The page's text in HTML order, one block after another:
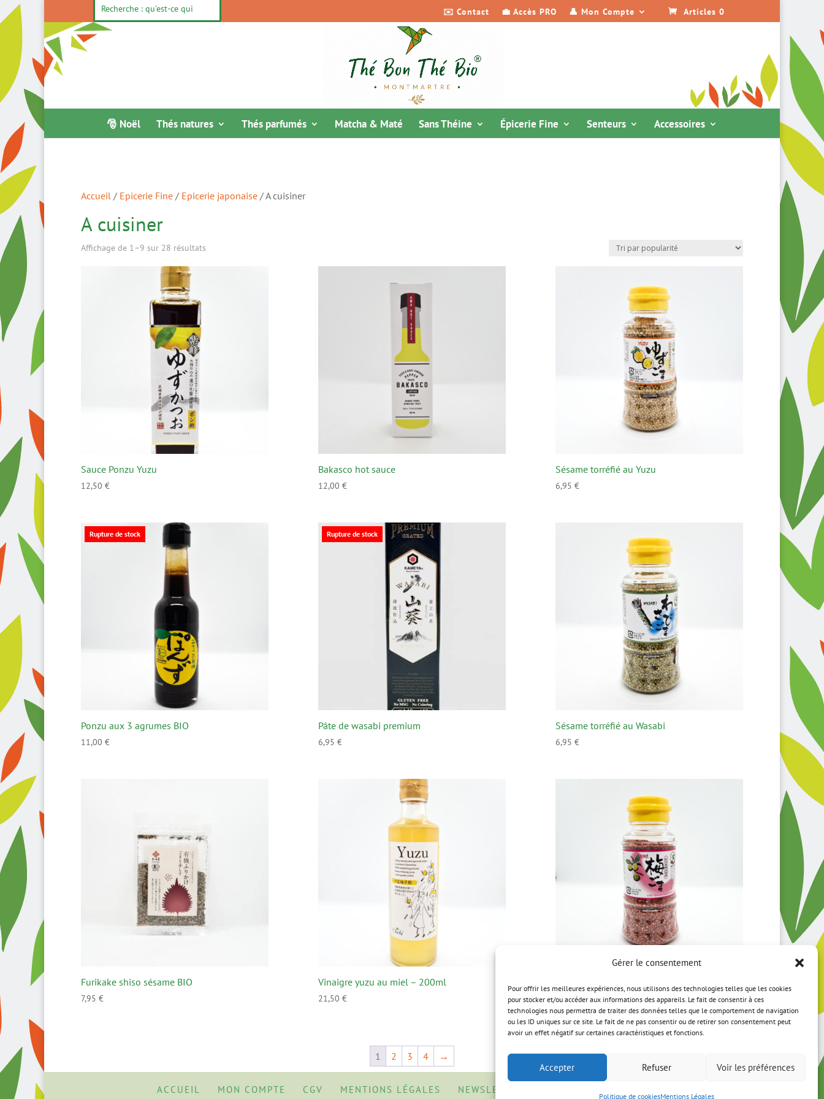
Gérer le consentement
Pour offrir les meilleures expériences, nous utilisons des technologies telles que les cookies
pour stocker et/ou accéder aux informations des appareils. Le fait de consentir à ces
technologies nous permettra de traiter des données telles que le comportement de navigation
ou les ID uniques sur ce site. Le fait de ne pas consentir ou de retirer son consentement peut
avoir un effet négatif sur certaines caractéristiques et fonctions.
Accepter Refuser Voir les préférences
Politique de cookiesMentions Légales
✉️ Contact 💼 Accès PRO 👤 Mon Compte Articles 0
🎅 Noël Thés natures Thés parfumés Matcha & Maté Sans Théine Épicerie Fine Senteurs Accessoires
Accueil / Epicerie Fine / Epicerie japonaise / A cuisiner
A cuisiner
Affichage de 1–9 sur 28 résultats
Sauce Ponzu Yuzu
12,50 €
Bakasco hot sauce
12,00 €
Sésame torréfié au Yuzu
6,95 €
Rupture de stock
Ponzu aux 3 agrumes BIO
11,00 €
Rupture de stock
Pâte de wasabi premium
6,95 €
Sésame torréfié au Wasabi
6,95 €
Furikake shiso sésame BIO
7,95 €
Vinaigre yuzu au miel – 200ml
21,50 € 6,95€
1 2 3 4 →
ACCUEIL MON COMPTE CGV MENTIONS LÉGALES NEWSLETTER